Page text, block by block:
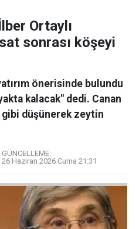
Ortaylı
sonrası köşeyi
önerisinde bulundu
kalacak" dedi. Canan
gibi düşünerek zeytin
GÜNCELLEME:
26 Haziran 2026 Cuma 21:31